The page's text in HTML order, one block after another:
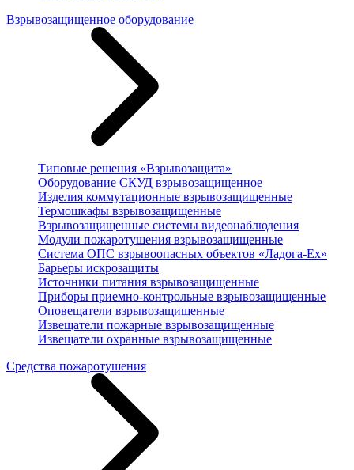
Взрывозащищенное оборудование
Типовые решения «Взрывозащита»
Оборудование СКУД взрывозащищенное
Изделия коммутационные взрывозащищенные
Термошкафы взрывозащищенные
Взрывозащищенные системы видеонаблюдения
Модули пожаротушения взрывозащищенные
Система ОПС взрывоопасных объектов «Ладога-Ex»
Барьеры искрозащиты
Источники питания взрывозащищенные
Приборы приемно-контрольные взрывозащищенные
Оповещатели взрывозащищенные
Извещатели пожарные взрывозащищенные
Извещатели охранные взрывозащищенные
Средства пожаротушения